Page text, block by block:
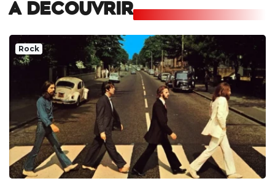
A DECOUVRIR
Rock